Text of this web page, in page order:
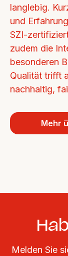
langlebig.
und
SZI-
zudem die
besonderen
Qualität trifft
nachhaltig,
Mehr
Melden Sie